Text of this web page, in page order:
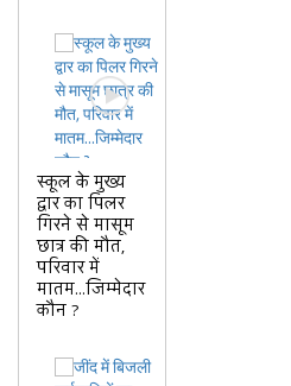
स्कूल के मुख्य
द्वार का पिलर
गिरने से मासूम
छात्र की मौत,
परिवार में
मातम...जिम्मेदार
कौन ?